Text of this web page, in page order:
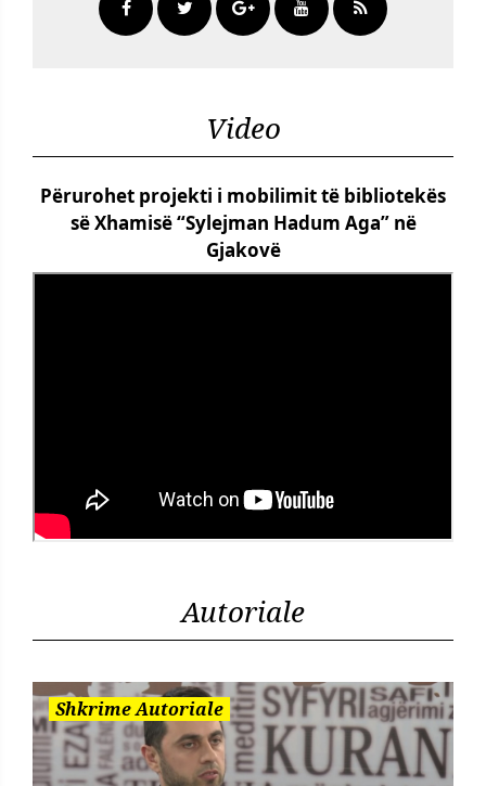
Video
Përurohet projekti i mobilimit të bibliotekës
së Xhamisë “Sylejman Hadum Aga” në
Gjakovë
Autoriale
Shkrime Autoriale